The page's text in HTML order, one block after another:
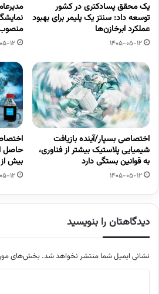
یک محقق پسادکتری در کشور
توسعه داد: سنتز یک پلیمر برای بهبود
عملکرد ابرخازن‌ها
1405-05-12
12
اختصاصی بسپار/آینده بازیافت
شیمیایی پلاستیک بیشتر از فناوری،
به قوانین بستگی دارد
1405-05-12
بیش از ۶۱۵ میلیون دلار می‌رسد
12
دیدگاهتان را بنویسید
نشانی ایمیل شما منتشر نخواهد شد. بخش‌های